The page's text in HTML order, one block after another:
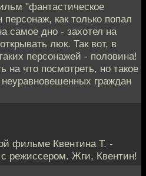
"фантастическое
как только попал
самое дно - захотел на
люк. Так вот, в
персонажей - половина!
на что посмотреть, но такое
граждан
фильме Квентина Т. -
режиссером. Жги, Квентин!